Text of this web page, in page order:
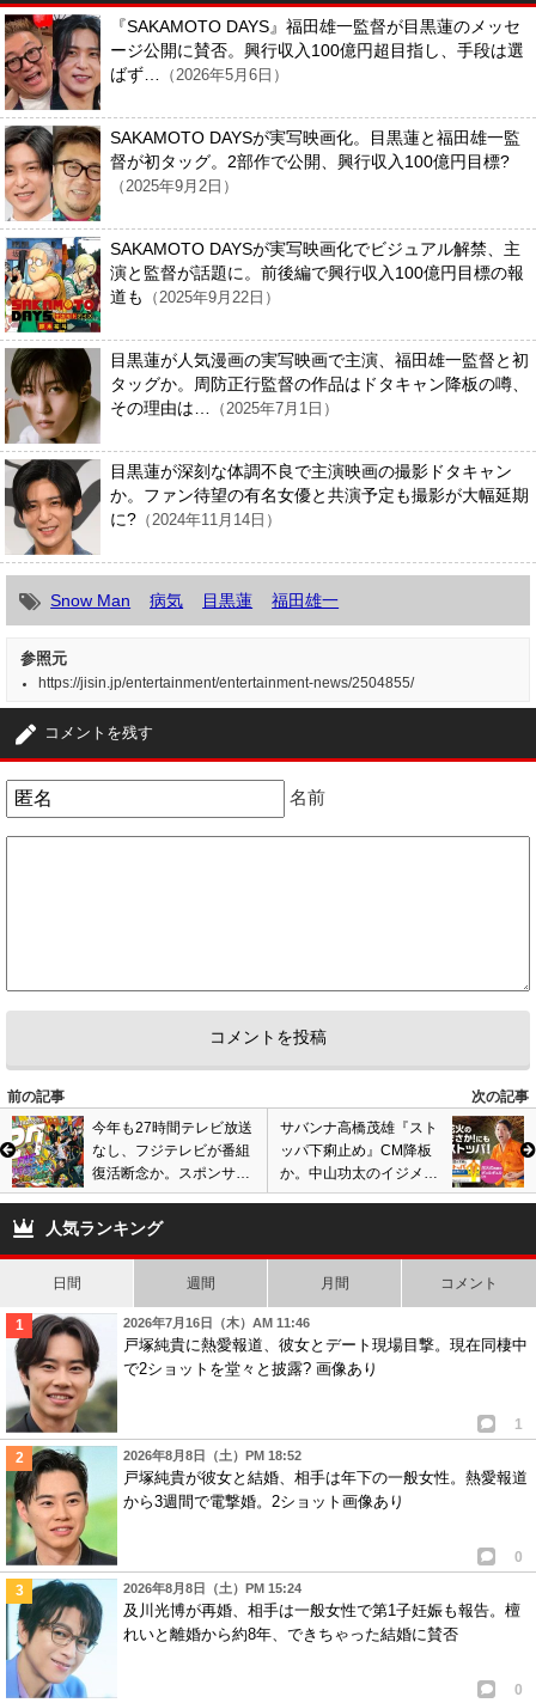
『SAKAMOTO DAYS』福田雄一監督が目黒蓮のメッセ
ージ公開に賛否。興行収入100億円超目指し、手段は選
ばず…
（2026年5月6日）
SAKAMOTO DAYSが実写映画化。目黒蓮と福田雄一監
督が初タッグ。2部作で公開、興行収入100億円目標?
（2025年9月2日）
SAKAMOTO DAYSが実写映画化でビジュアル解禁、主
演と監督が話題に。前後編で興行収入100億円目標の報
道も
（2025年9月22日）
目黒蓮が人気漫画の実写映画で主演、福田雄一監督と初
タッグか。周防正行監督の作品はドタキャン降板の噂、
その理由は…
（2025年7月1日）
目黒蓮が深刻な体調不良で主演映画の撮影ドタキャン
か。ファン待望の有名女優と共演予定も撮影が大幅延期
に? （2024年11月14日）
Snow Man 病気 目黒蓮 福田雄一
参照元
https://jisin.jp/entertainment/entertainment-news/2504855/
コメントを残す
名前
前の記事
次の記事
今年も27時間テレビ放送
なし、フジテレビが番組
復活断念か。スポンサー
がほぼ戻るも、制作費集
めが難しく…
サバンナ高橋茂雄『スト
ッパ下痢止め』CM降板
か。中山功太のイジメ被
害暴露が波紋、イメージ
人気ランキング
日間 週間 月間 コメント
2026年7月16日（木）AM 11:46
戸塚純貴に熱愛報道、彼女とデート現場目撃。現在同棲中
で2ショットを堂々と披露? 画像あり
1
2026年8月8日（土）PM 18:52
戸塚純貴が彼女と結婚、相手は年下の一般女性。熱愛報道
から3週間で電撃婚。2ショット画像あり
0
2026年8月8日（土）PM 15:24
及川光博が再婚、相手は一般女性で第1子妊娠も報告。檀
れいと離婚から約8年、できちゃった結婚に賛否
0